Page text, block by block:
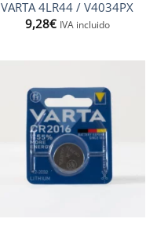
VARTA 4LR44 / V4034PX
9,28€ IVA incluido